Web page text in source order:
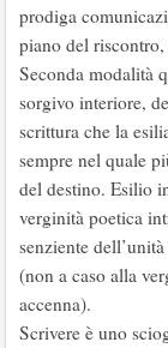
prodiga
piano del
Seconda modalità
sorgivo interiore,
scrittura che la
sempre nel quale
del destino. Esilio
verginità poetica
senziente
(non a caso alla
accenna).
Scrivere è uno